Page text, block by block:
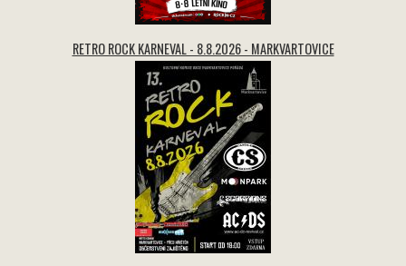
RETRO ROCK KARNEVAL - 8.8.2026 - MARKVARTOVICE